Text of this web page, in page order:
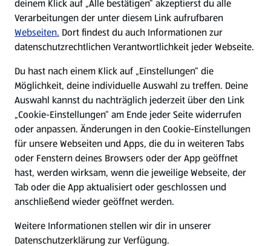
Karriere
Presse
Hilfe & Kontakt
(öffnet in einem neuen Tab)
Unternehmen
Folge uns hier:
deinem Klick auf „Alle bestätigen“ akzeptierst du alle
Verarbeitungen der unter diesem Link aufrufbaren
Webseiten. Dort findest du auch Informationen zur
datenschutzrechtlichen Verantwortlichkeit jeder Webseite.
Du hast nach einem Klick auf „Einstellungen“ die
Möglichkeit, deine individuelle Auswahl zu treffen. Deine
Auswahl kannst du nachträglich jederzeit über den Link
„Cookie-Einstellungen“ am Ende jeder Seite widerrufen
oder anpassen. Änderungen in den Cookie-Einstellungen
für unsere Webseiten und Apps, die du in weiteren Tabs
oder Fenstern deines Browsers oder der App geöffnet
hast, werden wirksam, wenn die jeweilige Webseite, der
Tab oder die App aktualisiert oder geschlossen und
anschließend wieder geöffnet werden.
Weitere Informationen stellen wir dir in unserer
Datenschutzerklärung zur Verfügung.